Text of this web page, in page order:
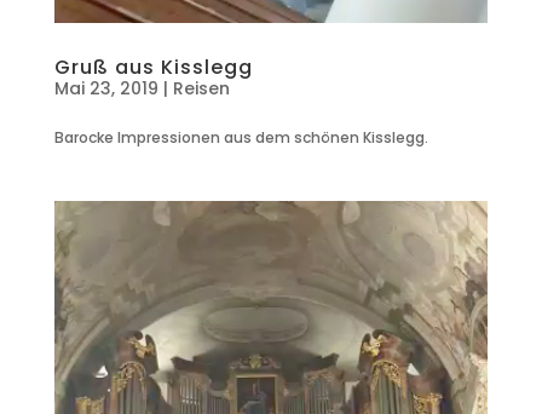
Gruß aus Kisslegg
Mai 23, 2019 | Reisen
Barocke Impressionen aus dem schönen Kisslegg.